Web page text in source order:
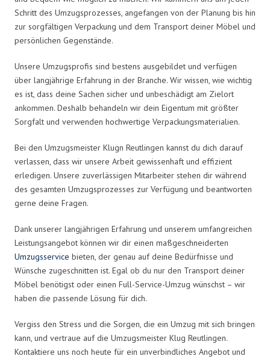
Schritt des Umzugsprozesses, angefangen von der Planung bis hin
zur sorgfältigen Verpackung und dem Transport deiner Möbel und
persönlichen Gegenstände.
Unsere Umzugsprofis sind bestens ausgebildet und verfügen
über langjährige Erfahrung in der Branche. Wir wissen, wie wichtig
es ist, dass deine Sachen sicher und unbeschädigt am Zielort
ankommen. Deshalb behandeln wir dein Eigentum mit größter
Sorgfalt und verwenden hochwertige Verpackungsmaterialien.
Bei den Umzugsmeister Klugn Reutlingen kannst du dich darauf
verlassen, dass wir unsere Arbeit gewissenhaft und effizient
erledigen. Unsere zuverlässigen Mitarbeiter stehen dir während
des gesamten Umzugsprozesses zur Verfügung und beantworten
gerne deine Fragen.
Dank unserer langjährigen Erfahrung und unserem umfangreichen
Leistungsangebot können wir dir einen maßgeschneiderten
Umzugsservice bieten, der genau auf deine Bedürfnisse und
Wünsche zugeschnitten ist. Egal ob du nur den Transport deiner
Möbel benötigst oder einen Full-Service-Umzug wünschst – wir
haben die passende Lösung für dich.
Vergiss den Stress und die Sorgen, die ein Umzug mit sich bringen
kann, und vertraue auf die Umzugsmeister Klug Reutlingen.
Kontaktiere uns noch heute für ein unverbindliches Angebot und